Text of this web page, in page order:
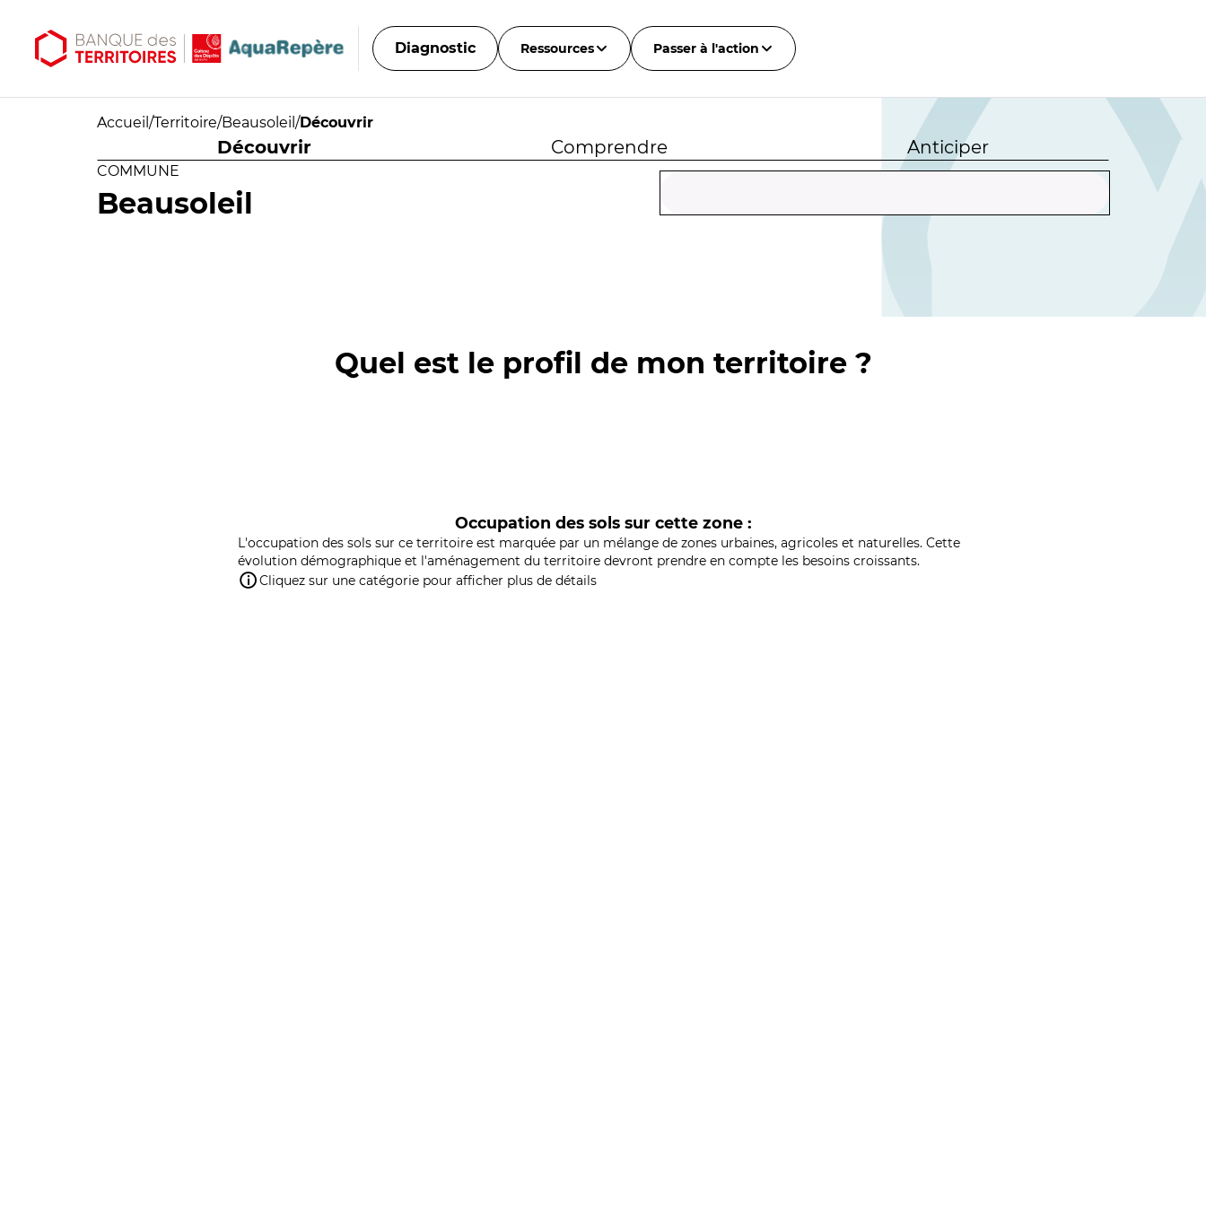
Diagnostic Ressources Passer à l'action
Accueil /Territoire/Beausoleil /Découvrir
Découvrir Comprendre Anticiper
COMMUNE
Beausoleil
Quel est le profil de mon territoire ?
Occupation des sols sur cette zone :
L'occupation des sols sur ce territoire est marquée par un mélange de zones urbaines, agricoles et naturelles. Cette
évolution démographique et l'aménagement du territoire devront prendre en compte les besoins croissants.
Cliquez sur une catégorie pour afficher plus de détails